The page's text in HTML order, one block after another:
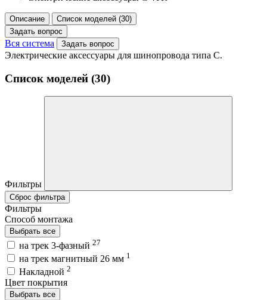
Описание
Список моделей (30)
Задать вопрос
Вся система Задать вопрос
Электрические аксессуары для шинопровода типа C.
Список моделей (30)
Фильтры
Сброс фильтра
Фильтры
Способ монтажа
Выбрать все
на трек 3-фазный 27
на трек магнитный 26 мм 1
Накладной 2
Цвет покрытия
Выбрать все